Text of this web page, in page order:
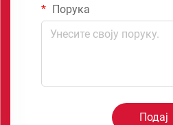
Порука
Подај